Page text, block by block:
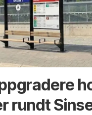
rundt